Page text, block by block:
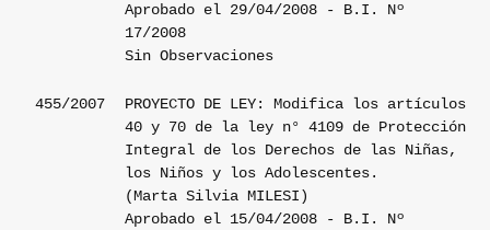
Aprobado el 29/04/2008 - B.I. Nº
17/2008
Sin Observaciones
455/2007
PROYECTO DE LEY: Modifica los artículos
40 y 70 de la ley n° 4109 de Protección
Integral de los Derechos de las Niñas,
los Niños y los Adolescentes.
(Marta Silvia MILESI)
Aprobado el 15/04/2008 - B.I. Nº